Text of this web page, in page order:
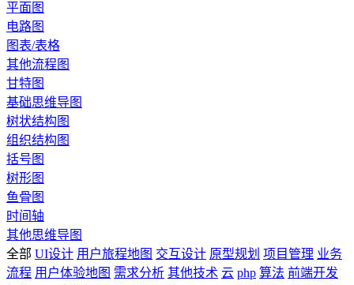
平面图
电路图
图表/表格
其他流程图
甘特图
基础思维导图
树状结构图
组织结构图
括号图
树形图
鱼骨图
时间轴
其他思维导图
全部 UI设计 用户旅程地图 交互设计 原型规划 项目管理 业务
流程 用户体验地图 需求分析 其他技术 云 php 算法 前端开发